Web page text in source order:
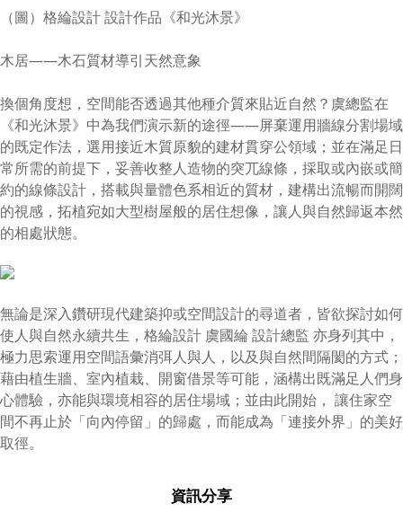
（圖）格綸設計 設計作品《和光沐景》
木居——木石質材導引天然意象
換個角度想，空間能否透過其他種介質來貼近自然？虞總監在
《和光沐景》中為我們演示新的途徑——屏棄運用牆線分割場域
的既定作法，選用接近木質原貌的建材貫穿公領域；並在滿足日
常所需的前提下，妥善收整人造物的突兀線條，採取或內嵌或簡
約的線條設計，搭載與量體色系相近的質材，建構出流暢而開闊
的視感，拓植宛如大型樹屋般的居住想像，讓人與自然歸返本然
的相處狀態。
無論是深入鑽研現代建築抑或空間設計的尋道者，皆欲探討如何
使人與自然永續共生，格綸設計 虞國綸 設計總監 亦身列其中，
極力思索運用空間語彙消弭人與人，以及與自然間隔閡的方式；
藉由植生牆、室內植栽、開窗借景等可能，涵構出既滿足人們身
心體驗，亦能與環境相容的居住場域；並由此開始， 讓住家空
間不再止於「向內停留」的歸處，而能成為「連接外界」的美好
取徑。
資訊分享